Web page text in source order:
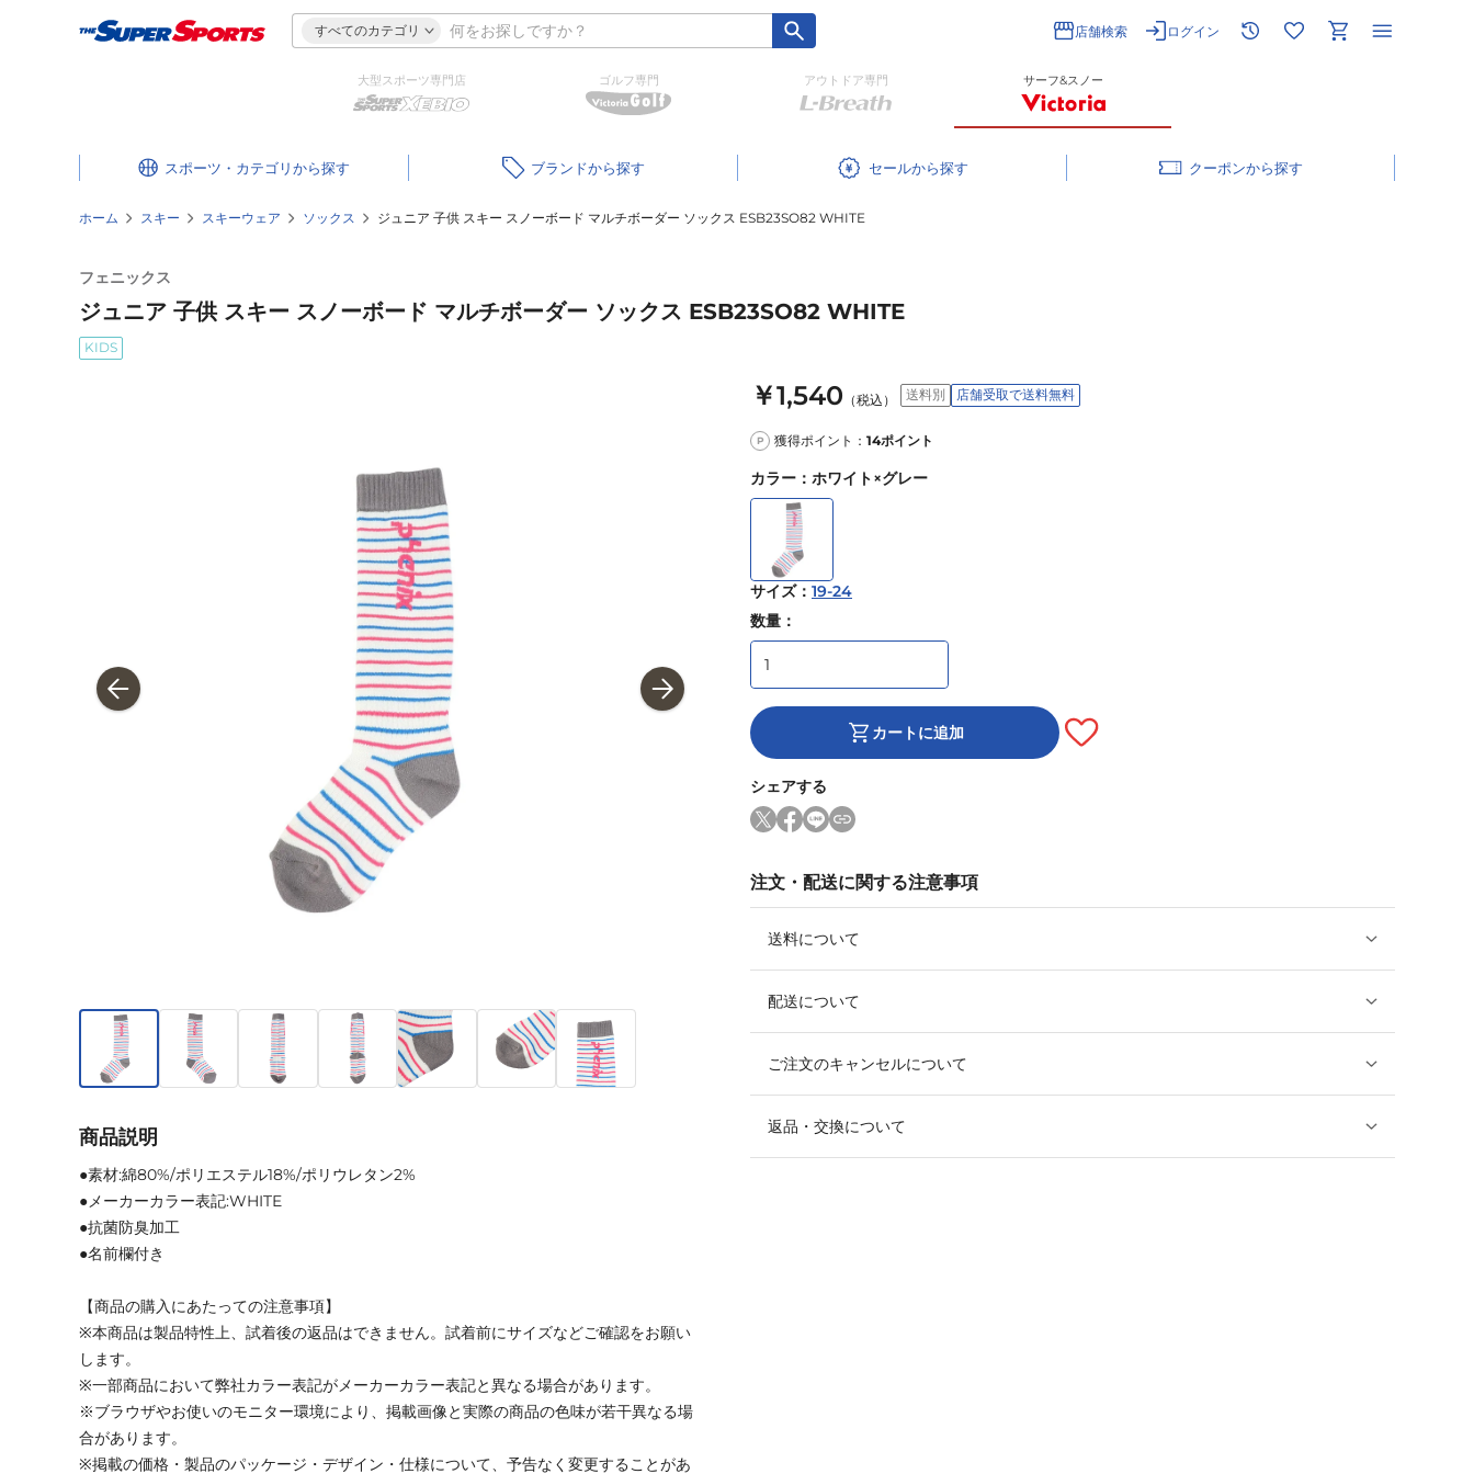
すべてのカテゴリ 店舗検索 ログイン
大型スポーツ専門店 ゴルフ専門 アウトドア専門 サーフ&スノー
スポーツ・カテゴリ ブランド セール クーポン
ホーム スキー スキーウェア ソックス ジュニア 子供 スキー スノーボード マルチボーダー ソックス ESB23SO82 WHITE
フェニックス
ジュニア 子供 スキー スノーボード マルチボーダー ソックス ESB23SO82 WHITE
KIDS
￥1,540 （税込） 送料別 店舗受取で送料無料
P 獲得ポイント： 14ポイント
カラー ： ホワイト×グレー
サイズ： 19-24
数量：
カートに追加
シェアする
注文・配送に関する注意事項
送料について
配送について
ご注文のキャンセルについて
返品・交換について
商品説明
●素材:綿80%/ポリエステル18%/ポリウレタン2%
●メーカーカラー表記:WHITE
●抗菌防臭加工
●名前欄付き
【商品の購入にあたっての注意事項】
※本商品は製品特性上、試着後の返品はできません。試着前にサイズなどご確認をお願い
します。
※一部商品において弊社カラー表記がメーカーカラー表記と異なる場合があります。
※ブラウザやお使いのモニター環境により、掲載画像と実際の商品の色味が若干異なる場
合があります。
※掲載の価格・製品のパッケージ・デザイン・仕様について、予告なく変更することがあ